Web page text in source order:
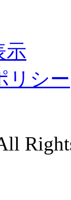
示
リシー